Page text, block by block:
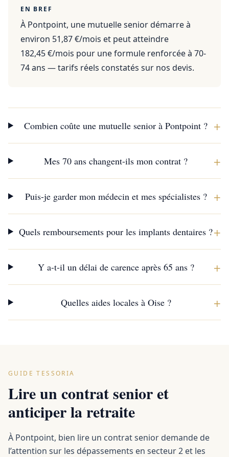
EN BREF
À Pontpoint, une mutuelle senior démarre à
environ 51,87 €/mois et peut atteindre
182,45 €/mois pour une formule renforcée à 70-
74 ans — tarifs réels constatés sur nos devis.
Combien coûte une mutuelle senior à Pontpoint ? +
Mes 70 ans changent-ils mon contrat ? +
Puis-je garder mon médecin et mes spécialistes ? +
Quels remboursements pour les implants dentaires ?+
Y a-t-il un délai de carence après 65 ans ? +
Quelles aides locales à Oise ? +
GUIDE TESSORIA
Lire un contrat senior et
anticiper la retraite
À Pontpoint, bien lire un contrat senior demande de
l’attention sur les dépassements en secteur 2 et les